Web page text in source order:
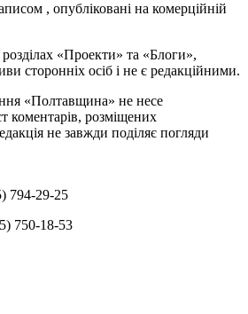
, опубліковані на комерційній
«Проекти» та «Блоги»,
сторонніх осіб і не є редакційними.
«Полтавщина» не несе
коментарів, розміщених
не завжди поділяє погляди
794-29-25
750-18-53